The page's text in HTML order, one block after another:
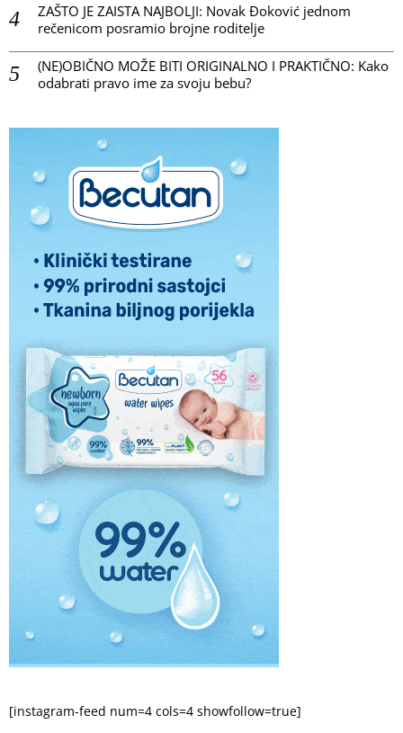
ZAŠTO JE ZAISTA NAJBOLJI: Novak Đoković jednom
rečenicom posramio brojne roditelje
(NE)OBIČNO MOŽE BITI ORIGINALNO I PRAKTIČNO: Kako
odabrati pravo ime za svoju bebu?
[instagram-feed num=4 cols=4 showfollow=true]